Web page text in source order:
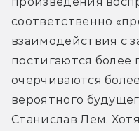
соответственно
взаимодействия с
постигаются более
очерчиваются
вероятного
Станислав Лем.